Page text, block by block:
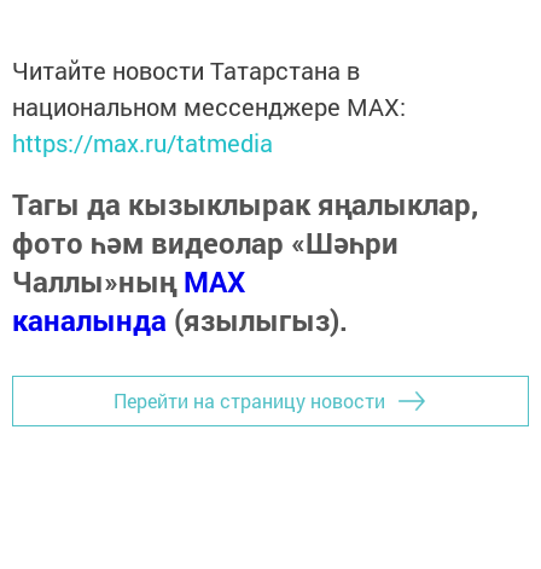
Читайте новости Татарстана в
национальном мессенджере MАХ:
https://max.ru/tatmedia
Тагы да кызыклырак яңалыклар,
фото һәм видеолар «Шәһри
Чаллы»ныңMAX
каналында (язылыгыз).
Перейти на страницу новости